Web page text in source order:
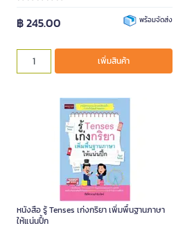
฿ 245.00 พร้อมจัดส่ง
เพิ่มสินค้า
หนังสือ รู้ Tenses เก่งกริยา เพิ่มพื้นฐานภาษา
ให้แน่นปึ้ก